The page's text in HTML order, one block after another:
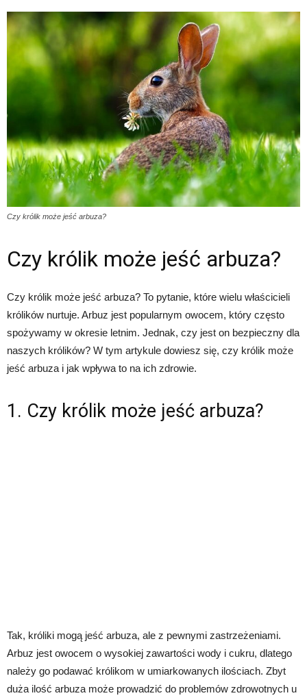
Czy królik może jeść arbuza?
Czy królik może jeść arbuza?
Czy królik może jeść arbuza? To pytanie, które wielu właścicieli
królików nurtuje. Arbuz jest popularnym owocem, który często
spożywamy w okresie letnim. Jednak, czy jest on bezpieczny dla
naszych królików? W tym artykule dowiesz się, czy królik może
jeść arbuza i jak wpływa to na ich zdrowie.
1. Czy królik może jeść arbuza?
Tak, króliki mogą jeść arbuza, ale z pewnymi zastrzeżeniami.
Arbuz jest owocem o wysokiej zawartości wody i cukru, dlatego
należy go podawać królikom w umiarkowanych ilościach. Zbyt
duża ilość arbuza może prowadzić do problemów zdrowotnych u